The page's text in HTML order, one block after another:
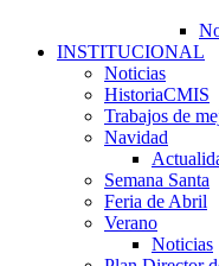
INSTITUCIONAL
Noticias
HistoriaCMIS
Trabajos de
Navidad
Semana Santa
Feria de Abril
Verano
Noticias